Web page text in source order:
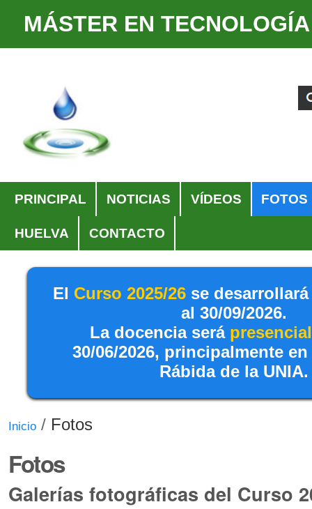
MÁSTER EN
contenido.
Saltar
Búsqueda
Avanzada…
PRINCIPAL NOTICIAS VÍDEOS FOTOS
HUELVA CONTACTO
El Curso 2025/26 se desarrollará
al 30/09/2026.
La docencia será presencial
30/06/2026, principalmente
Rábida de la UNIA.
Inicio / Fotos
Fotos
Galerías fotográficas del Curso